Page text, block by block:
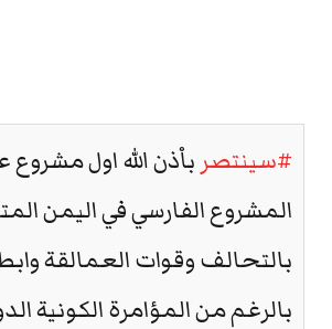
#سينتصر باْذن الله اول مشروع
المشروع الفارسي في اليمن
بالتحالف وقوات العمالقة
بالرغم من المؤامرة الكونية